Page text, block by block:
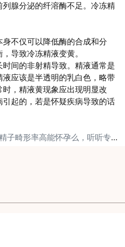
腺分泌的纤溶酶不足。冷冻精
不仅可以降低酶的合成和分
导致冷冻精液变黄。
间的非射精导致。精液通常是
应该是半透明的乳白色，略带
，精液黄现象应出现明显改
起的，若是怀疑疾病导致的话
下一篇: 精子畸形率高能怀孕么，听听专家怎么说